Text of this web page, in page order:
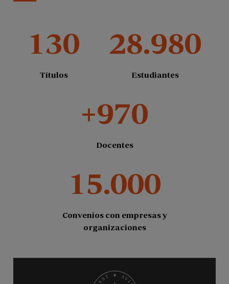
130
Títulos
28.980
Estudiantes
+970
Docentes
15.000
Convenios con empresas y
organizaciones